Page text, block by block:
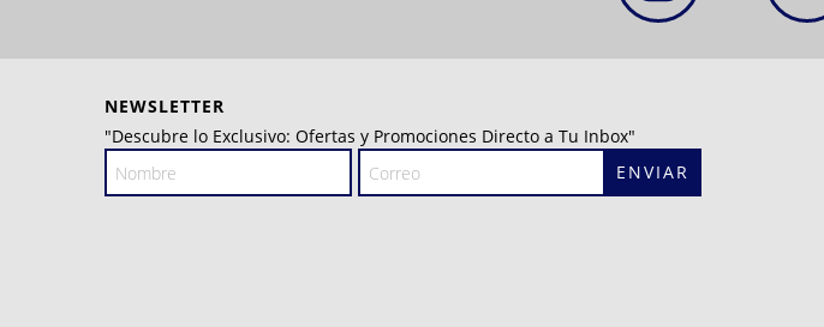
NEWSLETTER
"Descubre lo Exclusivo: Ofertas y Promociones Directo a Tu Inbox"